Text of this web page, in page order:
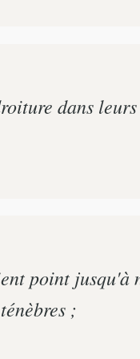
dans
point jusqu'à
;